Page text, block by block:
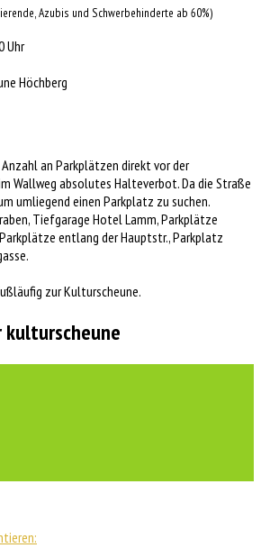
Azubis und Schwerbehinderte ab 60%)
Uhr
Höchberg
an Parkplätzen direkt vor der
Wallweg absolutes Halteverbot. Da die Straße
umliegend einen Parkplatz zu suchen.
Tiefgarage Hotel Lamm, Parkplätze
entlang der Hauptstr., Parkplatz
zur Kulturscheune.
kulturscheune